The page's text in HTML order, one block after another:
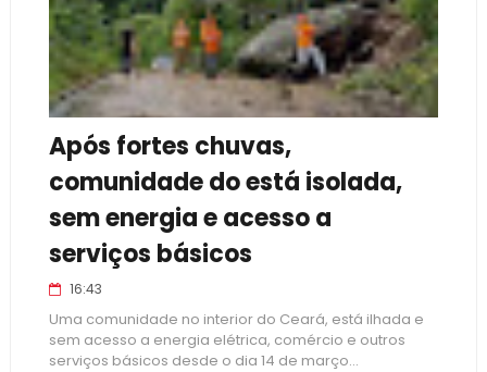
Após fortes chuvas,
comunidade do está isolada,
sem energia e acesso a
serviços básicos
16:43
Uma comunidade no interior do Ceará, está ilhada e
sem acesso a energia elétrica, comércio e outros
serviços básicos desde o dia 14 de março...